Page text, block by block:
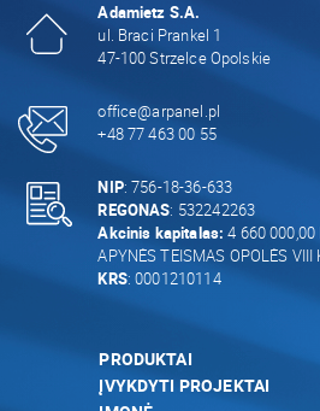
Adamietz S.A.
ul. Braci Prankel 1
47-100 Strzelce Opolskie
office@arpanel.pl
+48 77 463 00 55
NIP: 756-18-36-633
REGONAS: 532242263
Akcinis kapitalas: 4 660 000,00
APYNĖS TEISMAS OPOLĖS VIII
KRS: 0001210114
PRODUKTAI
ĮVYKDYTI PROJEKTAI